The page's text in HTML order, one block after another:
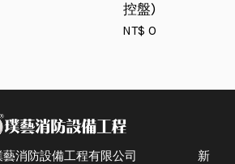
控盤)
NT$ 0
璞藝消防設備工程有限公司 新